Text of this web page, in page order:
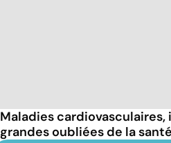
Maladies
grandes oubliées de la santé